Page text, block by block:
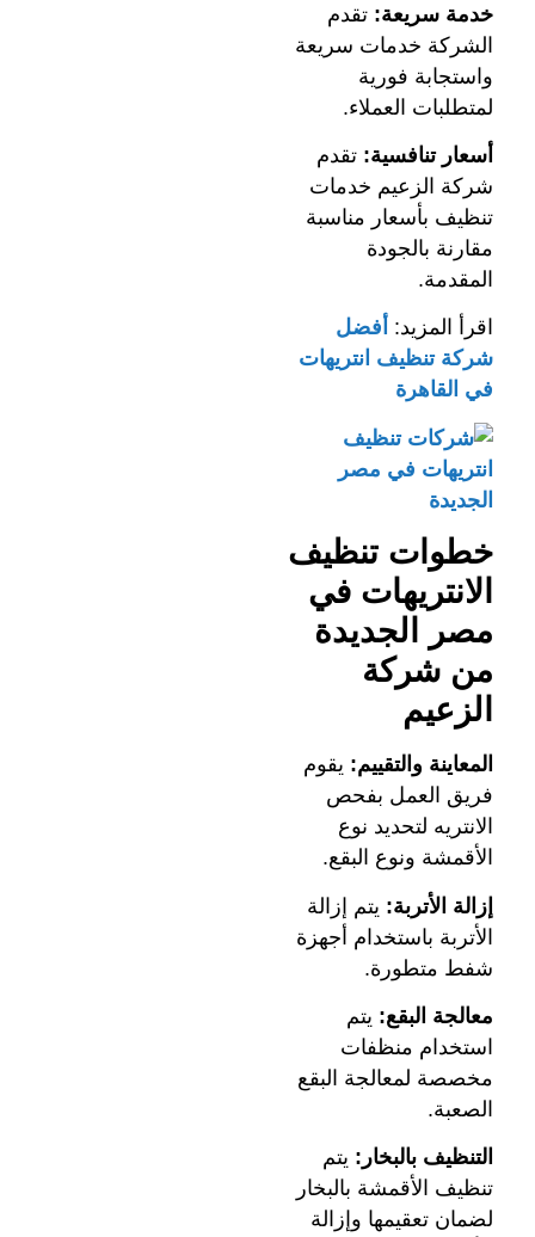
خدمة سريعة: تقدم
الشركة خدمات سريعة
واستجابة فورية
لمتطلبات العملاء.
أسعار تنافسية: تقدم
شركة الزعيم خدمات
تنظيف بأسعار مناسبة
مقارنة بالجودة
المقدمة.
اقرأ المزيد: أفضل
شركة تنظيف انتريهات
في القاهرة
خطوات تنظيف
الانتريهات في
مصر الجديدة
من شركة
الزعيم
المعاينة والتقييم: يقوم
فريق العمل بفحص
الانتريه لتحديد نوع
الأقمشة ونوع البقع.
إزالة الأتربة: يتم إزالة
الأتربة باستخدام أجهزة
شفط متطورة.
معالجة البقع: يتم
استخدام منظفات
مخصصة لمعالجة البقع
الصعبة.
التنظيف بالبخار: يتم
تنظيف الأقمشة بالبخار
لضمان تعقيمها وإزالة